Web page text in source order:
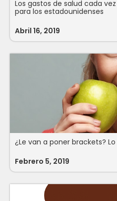
Los gastos de salud cada
para los estadounidenses
Abril 16, 2019
¿Le van a poner brackets?
Febrero 5, 2019